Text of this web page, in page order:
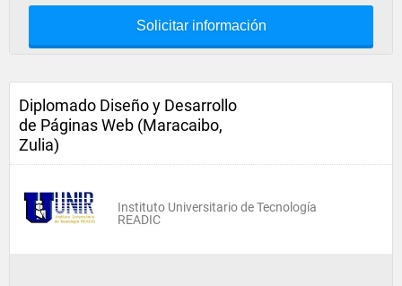
Solicitar información
Diplomado Diseño y Desarrollo
de Páginas Web (Maracaibo,
Zulia)
Instituto Universitario de Tecnología
READIC